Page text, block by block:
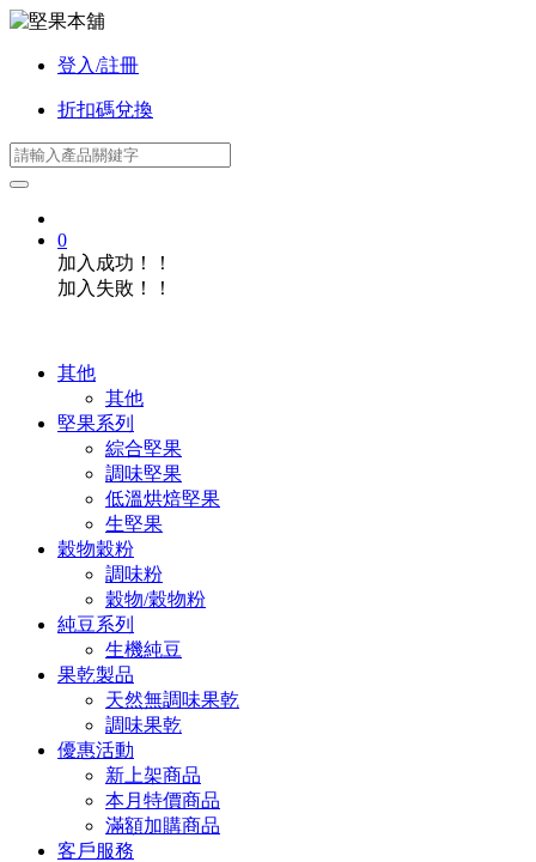
登入/註冊
折扣碼兌換
0
加入成功！！
加入失敗！！
其他
其他
堅果系列
綜合堅果
調味堅果
低溫烘焙堅果
生堅果
穀物穀粉
調味粉
穀物/穀物粉
純豆系列
生機純豆
果乾製品
天然無調味果乾
調味果乾
優惠活動
新上架商品
本月特價商品
滿額加購商品
客戶服務